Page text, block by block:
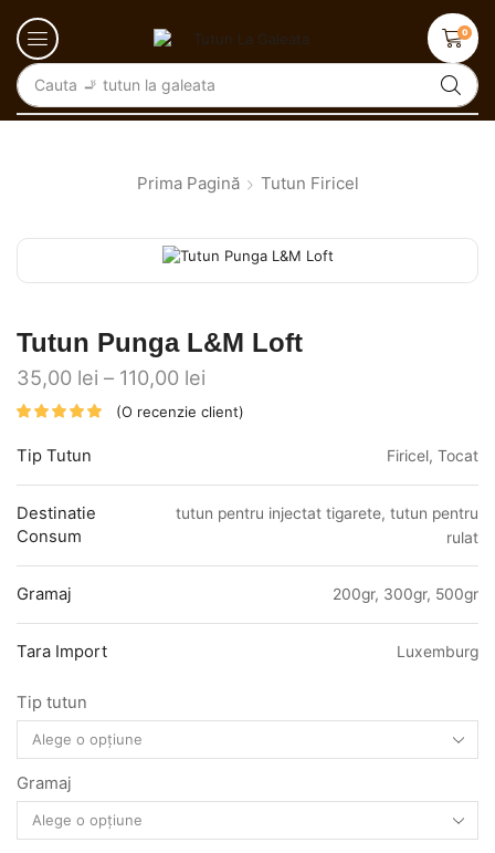
Cauta 🚬 tutun la galeata
0
Prima Pagină Tutun Firicel
Tutun Punga L&M Loft
35,00 lei – 110,00 lei
(O recenzie client)
Tip Tutun Firicel, Tocat
Destinatie
Consum
tutun pentru injectat tigarete, tutun pentru
rulat
Gramaj 200gr, 300gr, 500gr
Tara Import Luxemburg
Tip tutun
Gramaj